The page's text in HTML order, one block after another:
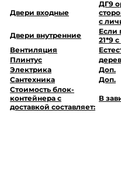
Двери входные
ДГ9
с
Двери внутренние
Если
21*9
Вентиляция
Плинтус
Электрика
Доп.
Сантехника
Доп.
Стоимость блок-
контейнера с
доставкой составляет:
В